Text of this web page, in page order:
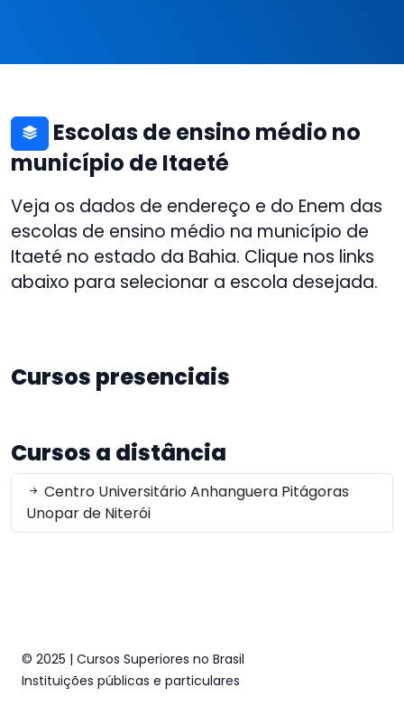
Escolas de ensino médio no
município de Itaeté
Veja os dados de endereço e do Enem das
escolas de ensino médio na município de
Itaeté no estado da Bahia. Clique nos links
abaixo para selecionar a escola desejada.
Cursos presenciais
Cursos a distância
Centro Universitário Anhanguera Pitágoras
Unopar de Niterói
© 2025 | Cursos Superiores no Brasil
Instituições públicas e particulares